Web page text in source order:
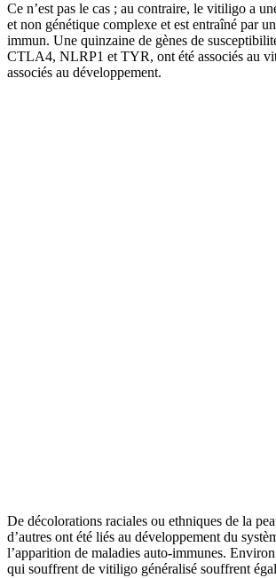
Ce n’est pas le cas ; au contraire, le vitiligo a
et non génétique complexe et est entraîné par
immun. Une quinzaine de gènes de
CTLA4, NLRP1 et TYR, ont été associés au
associés au développement.
De décolorations raciales ou ethniques de la
d’autres ont été liés au développement du
l’apparition de maladies auto-immunes.
qui souffrent de vitiligo généralisé souffrent